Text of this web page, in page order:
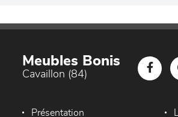
Meubles Bonis
Cavaillon (84)
Présentation